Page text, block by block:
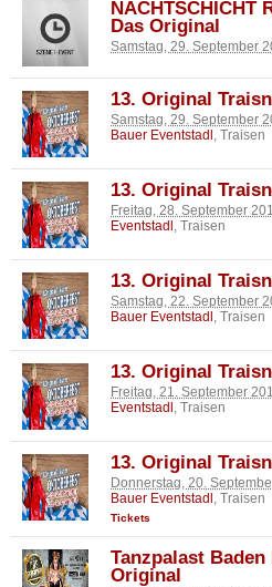
NACHTSCHICHT
Das Original
Samstag, 29. September
13. Original
Samstag, 29. September
Bauer Eventstadl , Traisen
13. Original
Freitag, 28. September
Eventstadl , Traisen
13. Original
Samstag, 22. September
Bauer Eventstadl , Traisen
13. Original
Freitag, 21. September
Eventstadl , Traisen
13. Original
Donnerstag, 20.
Bauer Eventstadl , Traisen
Tickets
Tanzpalast
Original